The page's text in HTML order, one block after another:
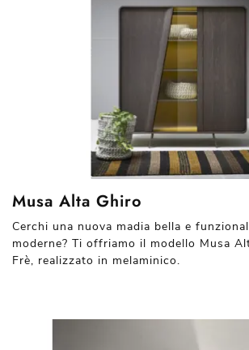
Musa Alta Ghiro
Cerchi una nuova madia bella e
moderne? Ti offriamo il modello Musa
Frè, realizzato in melaminico.